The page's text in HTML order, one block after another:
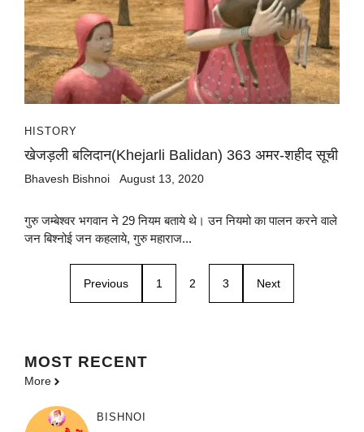
HISTORY
खेजड़ली बलिदान(Khejarli Balidan) 363 अमर-शहीद सूची
Bhavesh Bishnoi August 13, 2020
गुरु जम्बेश्वर भगवान ने 29 नियम बताये थे। उन नियमो का पालन करने वाले
जन बिश्नोई जन कहलाये, गुरु महाराज...
Previous 1 2 3 Next
MOST RECENT
More
BISHNOI